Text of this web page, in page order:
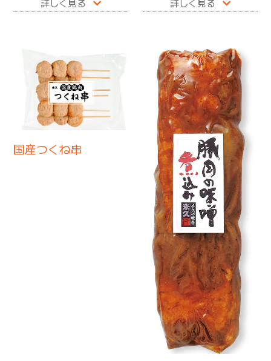
詳しく見る 詳しく見る
国産つくね串